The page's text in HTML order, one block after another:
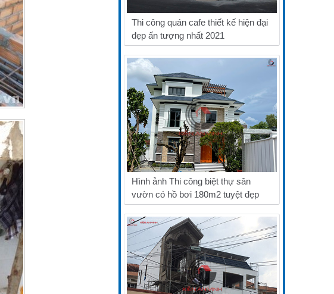
Thi công quán cafe thiết kế hiện đại
đẹp ấn tượng nhất 2021
Hình ảnh Thi công biệt thự sân
vườn có hồ bơi 180m2 tuyệt đẹp